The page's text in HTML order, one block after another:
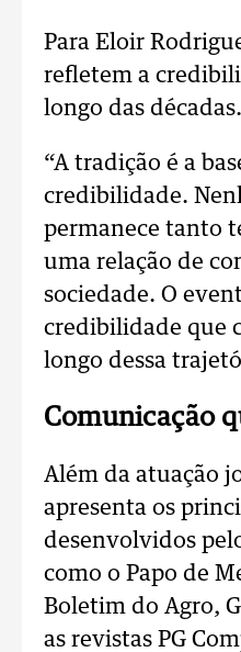
Para Eloir
refletem a
longo das décadas.
“A tradição é a
credibilidade.
permanece tanto
uma relação de
sociedade. O
credibilidade que
longo dessa
Comunicação
Além da atuação
apresenta os
desenvolvidos
como o Papo de
Boletim do Agro,
as revistas PG